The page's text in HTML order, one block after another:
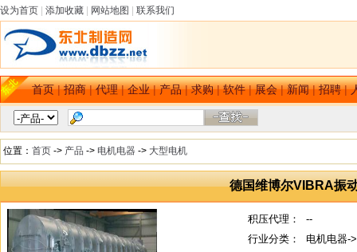
设为首页 添加收藏 网站地图 联系我们
首页|招商|代理|企业|产品|求购|软件|展会|新闻|招聘|
位置： 首页 -> 产品 -> 电机电器 -> 大型电机
德国维博尔VIBRA振
积压代理：
--
行业分类：
电机电器-